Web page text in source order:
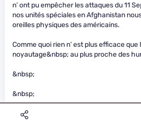
n’ ont pu empêcher les attaques du 11
nos unités spéciales en Afghanistan
oreilles physiques des américains.
Comme quoi rien n’ est plus efficace que
noyautage&nbsp; au plus proche des
&nbsp;
&nbsp;